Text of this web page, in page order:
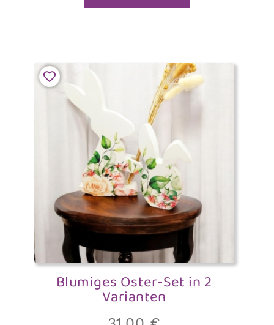
Blumiges Oster-Set in 2
Varianten